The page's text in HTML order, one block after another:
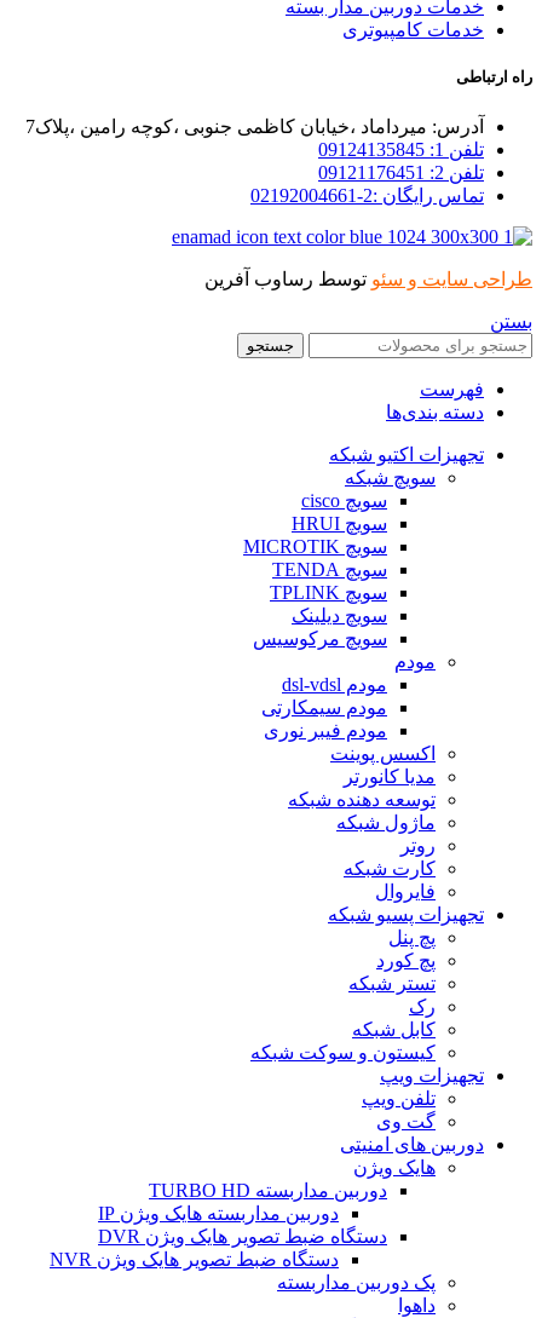
خدمات دوربین مدار بسته
خدمات کامپیوتری
راه ارتباطی
آدرس: میرداماد ،خیابان کاظمی جنوبی ،کوچه رامین ،پلاک7
تلفن 1: 09124135845
تلفن 2: 09121176451
تماس رایگان :2-02192004661
طراحی سایت و سئو توسط رساوب آفرین
بستن
جستجو
فهرست
دسته بندی‌ها
تجهیزات اکتیو شبکه
سویچ شبکه
سویچ cisco
سویچ HRUI
سویچ MICROTIK
سویچ TENDA
سویچ TPLINK
سویچ دیلینک
سویچ مرکوسیس
مودم
مودم dsl-vdsl
مودم سیمکارتی
مودم فیبر نوری
اکسس پوینت
مدیا کانورتر
توسعه دهنده شبکه
ماژول شبکه
روتر
کارت شبکه
فایروال
تجهیزات پسیو شبکه
پچ پنل
پچ کورد
تستر شبکه
رک
کابل شبکه
کیستون و سوکت شبکه
تجهیزات ویپ
تلفن ویپ
گت وی
دوربین های امنیتی
هایک ویژن
دوربین مداربسته TURBO HD
دوربین مداربسته هایک ویژن IP
دستگاه ضبط تصویر هایک ویژن DVR
دستگاه ضبط تصویر هایک ویژن NVR
پک دوربین مداربسته
داهوا